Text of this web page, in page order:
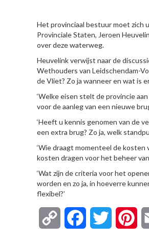
Het provinciaal bestuur moet zich
Provinciale Staten, Jeroen
over deze waterweg.
Heuvelink verwijst naar de
Wethouders van Leidschendam-
de Vliet? Zo ja wanneer en wat is
‘Welke eisen stelt de provincie
voor de aanleg van een nieuwe
‘Heeft u kennis genomen van de
een extra brug? Zo ja, welk
‘Wie draagt momenteel de
kosten dragen voor het beheer
‘Wat zijn de criteria voor het
worden en zo ja, in hoeverre
flexibel?’
Copy FacebookTwitter